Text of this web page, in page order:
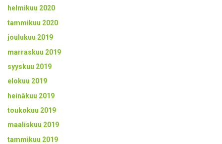
helmikuu 2020
tammikuu 2020
joulukuu 2019
marraskuu 2019
syyskuu 2019
elokuu 2019
heinäkuu 2019
toukokuu 2019
maaliskuu 2019
tammikuu 2019